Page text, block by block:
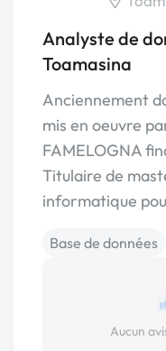
Analyste de
Toamasina
Anciennement
mis en oeuvre
FAMELOGNA
Titulaire de
informatique
Base de données
Aucun